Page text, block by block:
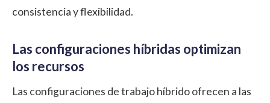
consistencia y flexibilidad.
Las configuraciones híbridas optimizan
los recursos
Las configuraciones de trabajo híbrido ofrecen a las